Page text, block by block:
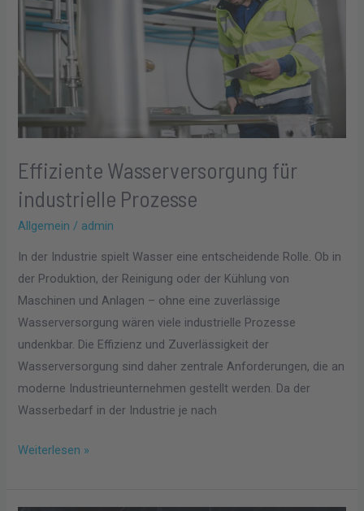
Effiziente Wasserversorgung für
industrielle Prozesse
Allgemein / admin
In der Industrie spielt Wasser eine entscheidende Rolle. Ob in
der Produktion, der Reinigung oder der Kühlung von
Maschinen und Anlagen – ohne eine zuverlässige
Wasserversorgung wären viele industrielle Prozesse
undenkbar. Die Effizienz und Zuverlässigkeit der
Wasserversorgung sind daher zentrale Anforderungen, die an
moderne Industrieunternehmen gestellt werden. Da der
Wasserbedarf in der Industrie je nach
Prozesse
Weiterlesen »